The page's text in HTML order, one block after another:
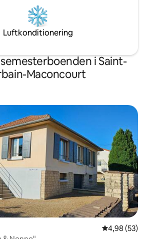
Luftkonditionering
i Saint-
Maconcourt
4,98 av 5 i
4,98 (53)